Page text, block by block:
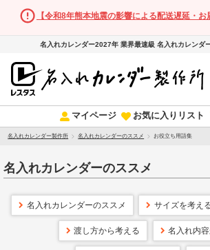
【令和8年熊本地震の影響による配送遅延・お
名入れカレンダー2027年 業界最速級 名入れカレンダ
マイページ お気に入りリスト
名入れカレンダー製作所 名入れカレンダーのススメ お役立ち用語集
名入れカレンダーのススメ
名入れカレンダーのススメ サイズを考え
渡し方から考える 名入れ内